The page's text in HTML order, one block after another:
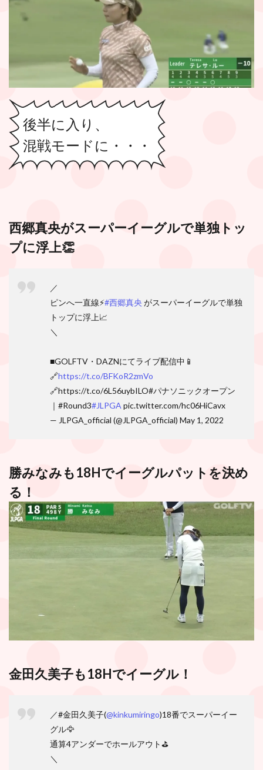
後半に入り、
混戦モードに・・・
西郷真央がスーパーイーグルで単独トッ
プに浮上👏
／
ピンへ一直線⚡#西郷真央 がスーパーイーグルで単独
トップに浮上📈
＼
■GOLFTV・DAZNにてライブ配信中📱
🔗https://t.co/BFKoR2zmVo
🔗https://t.co/6L56uybILO#パナソニックオープン
｜#Round3#JLPGA pic.twitter.com/hc06HiCavx
— JLPGA_official (@JLPGA_official) May 1, 2022
勝みなみも18Hでイーグルパットを決め
る！
金田久美子も18Hでイーグル！
／#金田久美子(@kinkumiringo)18番でスーパーイー
グル🦅
通算4アンダーでホールアウト⛳
＼